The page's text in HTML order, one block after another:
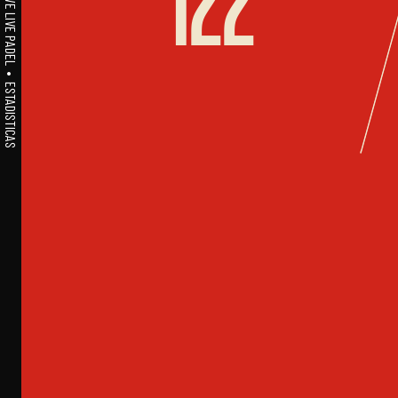
A1PADEL • WE LIVE PADEL • ESTADISTICAS